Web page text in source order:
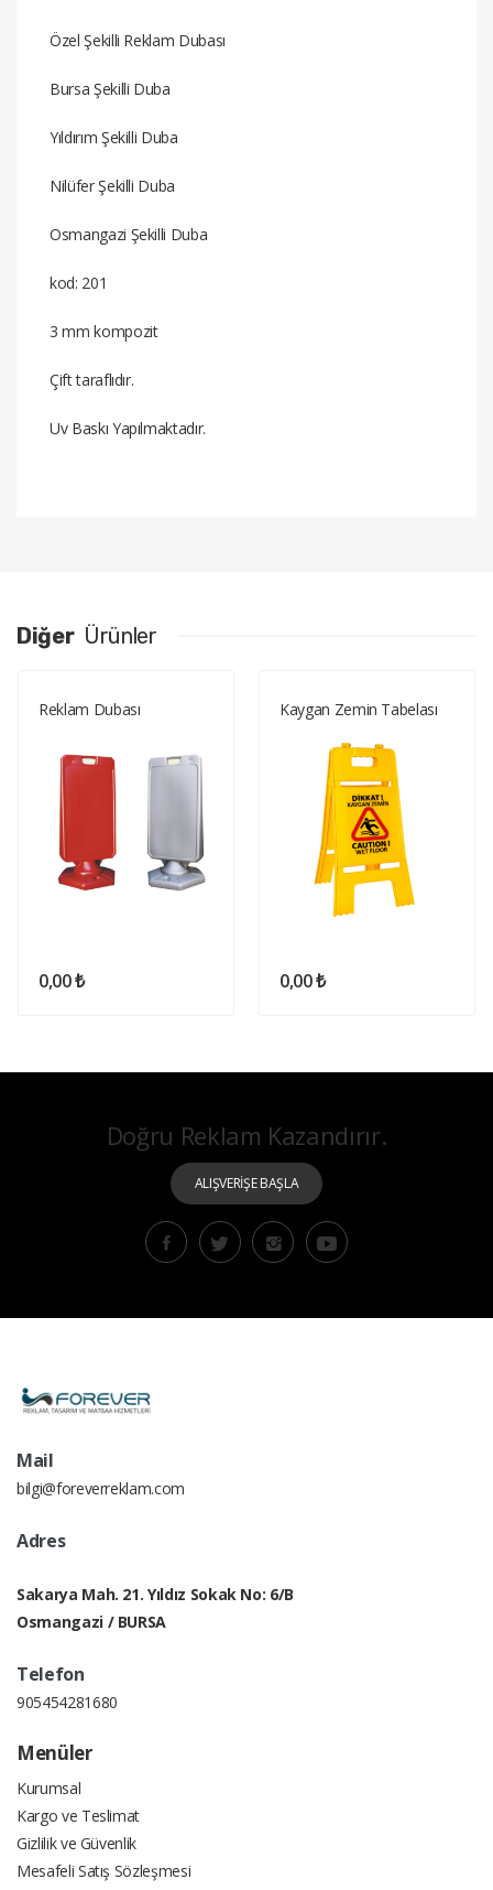
Özel Şekilli Reklam Dubası
Bursa Şekilli Duba
Yıldırım Şekilli Duba
Nilüfer Şekilli Duba
Osmangazi Şekilli Duba
kod: 201
3 mm kompozit
Çift taraflıdır.
Uv Baskı Yapılmaktadır.
Diğer Ürünler
Reklam Dubası​
0,00 ₺
Kaygan Zemin Tabelası
0,00 ₺
Doğru Reklam Kazandırır.
ALIŞVERİŞE BAŞLA
Mail
bilgi@foreverreklam.com
Adres
Sakarya Mah. 21. Yıldız Sokak No: 6/B
Osmangazi / BURSA
Telefon
905454281680
Menüler
Kurumsal
Kargo ve Teslimat
Gizlilik ve Güvenlik
Mesafeli Satış Sözleşmesi